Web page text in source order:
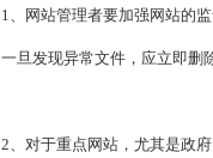
1、 网站管理者要加强网站的
一旦发现异常文件，应立即删
2、对于重点网站，尤其是政